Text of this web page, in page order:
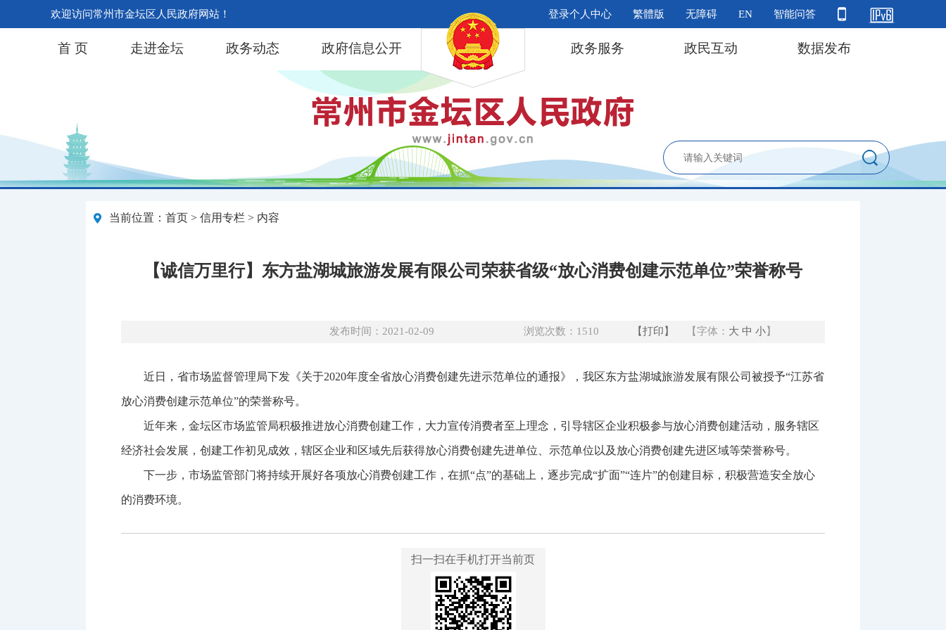
欢迎访问常州市金坛区人民政府网站！ 登录个人中心 繁體版 无障碍 EN 智能问答
首 页 走进金坛 政务动态 政府信息公开 政务服务 政民互动 数据发布
当前位置： 首页 > 信用专栏 > 内容
【诚信万里行】东方盐湖城旅游发展有限公司荣获省级“放心消费创建示范单位”荣誉称号
发布时间：2021-02-09 浏览次数： 1510 【打印】 【字体： 大 中 小】
近日，省市场监督管理局下发《关于2020年度全省放心消费创建先进示范单位的通报》，我区东方盐湖城旅游发展有限公司被授予“江苏省
放心消费创建示范单位”的荣誉称号。
近年来，金坛区市场监管局积极推进放心消费创建工作，大力宣传消费者至上理念，引导辖区企业积极参与放心消费创建活动，服务辖区
经济社会发展，创建工作初见成效，辖区企业和区域先后获得放心消费创建先进单位、示范单位以及放心消费创建先进区域等荣誉称号。
下一步，市场监管部门将持续开展好各项放心消费创建工作，在抓“点”的基础上，逐步完成“扩面”“连片”的创建目标，积极营造安全放心
的消费环境。
扫一扫在手机打开当前页